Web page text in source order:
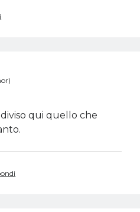
qui quello che